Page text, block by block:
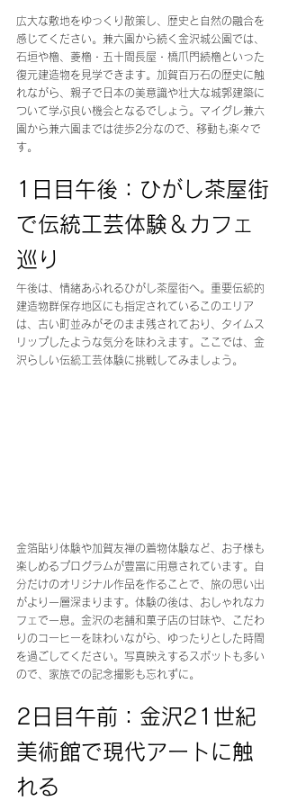
広大な敷地をゆっくり散策し、歴史と自然の融合を
感じてください。兼六園から続く金沢城公園では、
石垣や櫓、菱櫓・五十間長屋・橋爪門続櫓といった
復元建造物を見学できます。加賀百万石の歴史に触
れながら、親子で日本の美意識や壮大な城郭建築に
ついて学ぶ良い機会となるでしょう。マイグレ兼六
園から兼六園までは徒歩2分なので、移動も楽々で
す。
1日目午後：ひがし茶屋街
で伝統工芸体験＆カフェ
巡り
午後は、情緒あふれるひがし茶屋街へ。重要伝統的
建造物群保存地区にも指定されているこのエリア
は、古い町並みがそのまま残されており、タイムス
リップしたような気分を味わえます。ここでは、金
沢らしい伝統工芸体験に挑戦してみましょう。
金箔貼り体験や加賀友禅の着物体験など、お子様も
楽しめるプログラムが豊富に用意されています。自
分だけのオリジナル作品を作ることで、旅の思い出
がより一層深まります。体験の後は、おしゃれなカ
フェで一息。金沢の老舗和菓子店の甘味や、こだわ
りのコーヒーを味わいながら、ゆったりとした時間
を過ごしてください。写真映えするスポットも多い
ので、家族での記念撮影も忘れずに。
2日目午前：金沢21世紀
美術館で現代アートに触
れる